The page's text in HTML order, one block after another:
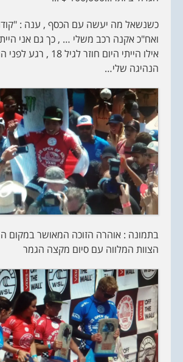
כשנשאל מה יעשה עם הכסף , ענה : "קודם
ואח"כ אקנה רכב משלי … , כך גם אני
אילו הייתי היום חוזר
הנהיגה שלי…
בתמונה : אוהרה הזוכה המאושר במקום
הצוות המלווה עם סיום מקצה הגמר